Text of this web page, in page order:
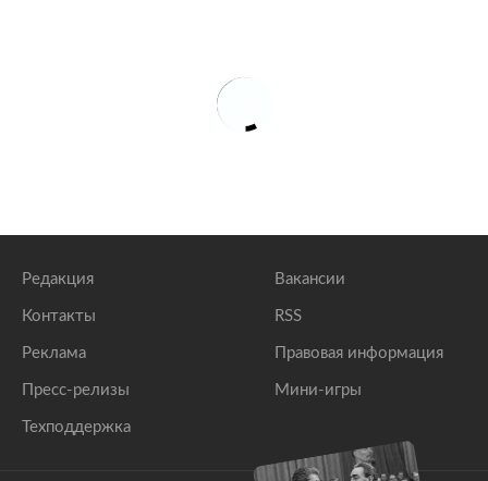
Редакция
Контакты
Реклама
Пресс-релизы
Техподдержка
Вакансии
RSS
Правовая информация
Мини-игры